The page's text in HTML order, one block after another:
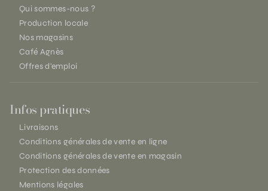
Qui sommes-nous ?
Production locale
Nos magasins
Café Agnès
Offres d'emploi
Infos pratiques
Livraisons
Conditions générales de vente en ligne
Conditions générales de vente en magasin
Protection des données
Mentions légales